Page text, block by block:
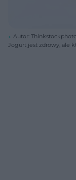
Autor:
Jogurt jest zdrowy, ale